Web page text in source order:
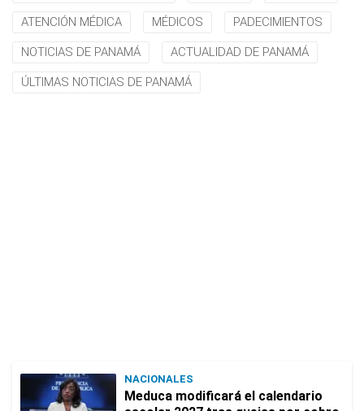
ATENCIÓN MÉDICA MÉDICOS PADECIMIENTOS
NOTICIAS DE PANAMÁ ACTUALIDAD DE PANAMÁ
ÚLTIMAS NOTICIAS DE PANAMÁ
NACIONALES
Meduca modificará el calendario